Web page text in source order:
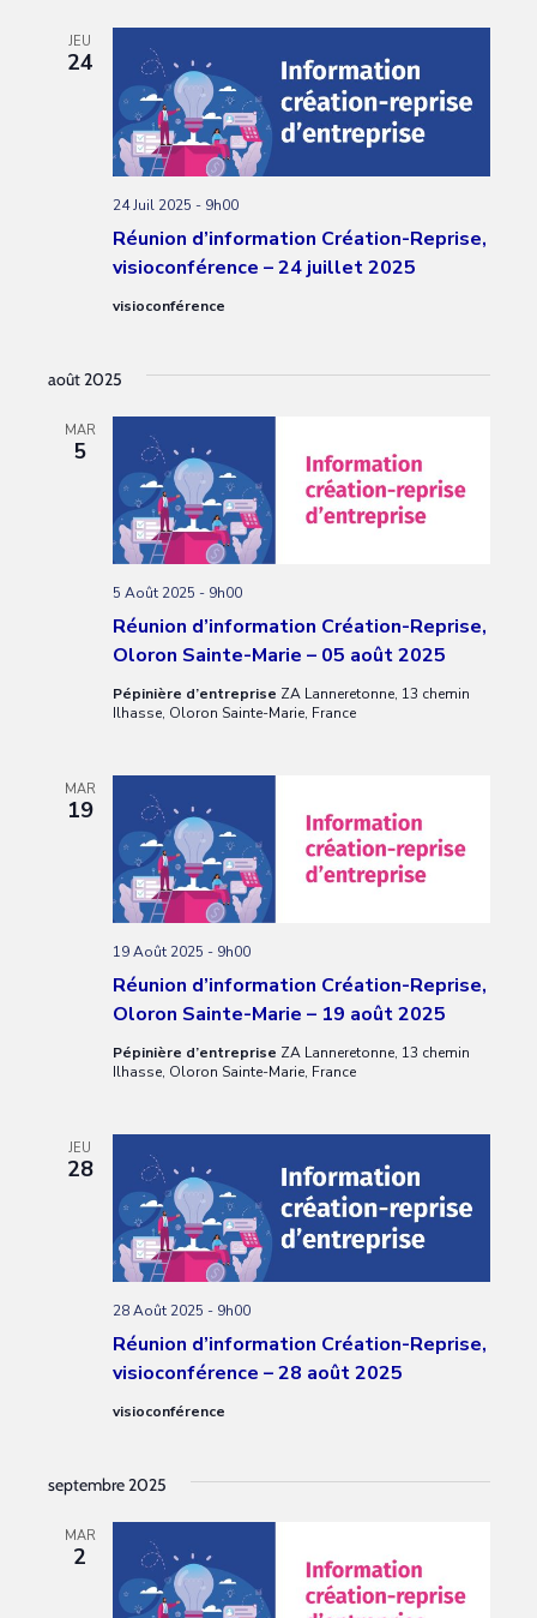
JEU
24
Réunion d’information Création-Reprise,
visioconférence – 24 juillet 2025
24 Juil 2025 - 9h00
visioconférence
août 2025
MAR
5
Réunion d’information Création-Reprise,
Oloron Sainte-Marie – 05 août 2025
5 Août 2025 - 9h00
Pépinière d’entreprise ZA Lanneretonne, 13 chemin
Ilhasse, Oloron Sainte-Marie, France
MAR
19
Réunion d’information Création-Reprise,
Oloron Sainte-Marie – 19 août 2025
19 Août 2025 - 9h00
Pépinière d’entreprise ZA Lanneretonne, 13 chemin
Ilhasse, Oloron Sainte-Marie, France
JEU
28
Réunion d’information Création-Reprise,
visioconférence – 28 août 2025
28 Août 2025 - 9h00
visioconférence
septembre 2025
MAR
2